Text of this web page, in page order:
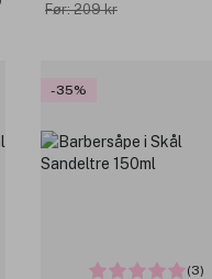
Før: 209 kr
-35%
(3)